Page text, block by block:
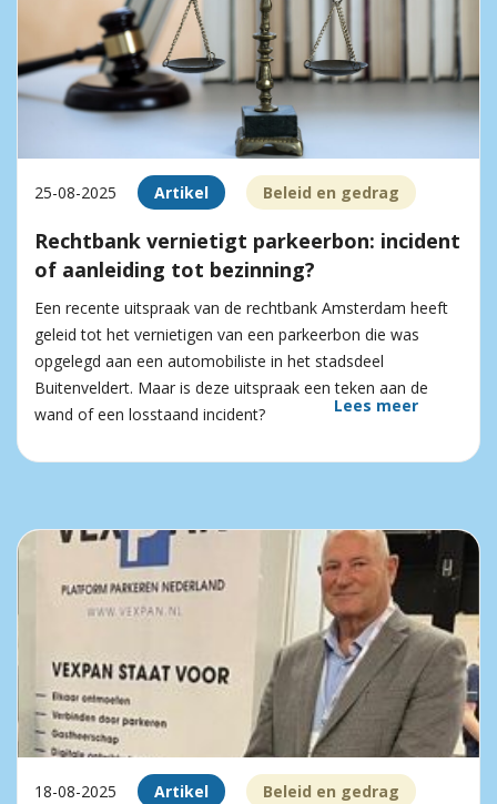
25-08-2025 Artikel Beleid en gedrag
Rechtbank vernietigt parkeerbon: incident
of aanleiding tot bezinning?
Een recente uitspraak van de rechtbank Amsterdam heeft
geleid tot het vernietigen van een parkeerbon die was
opgelegd aan een automobiliste in het stadsdeel
Buitenveldert. Maar is deze uitspraak een teken aan de
wand of een losstaand incident?
Lees meer
18-08-2025 Artikel Beleid en gedrag